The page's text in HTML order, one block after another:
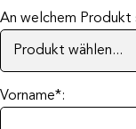
An welchem Produkt
Produkt wählen...
Vorname*: